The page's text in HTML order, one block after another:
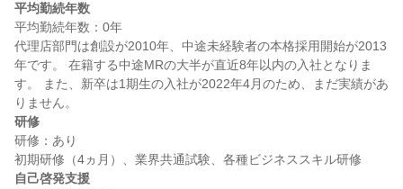
平均勤続年数
平均勤続年数：0年
代理店部門は創設が2010年、中途未経験者の本格採用開始が2013
年です。 在籍する中途MRの大半が直近8年以内の入社となりま
す。 また、新卒は1期生の入社が2022年4月のため、まだ実績があ
研修
研修：あり
自己啓発支援